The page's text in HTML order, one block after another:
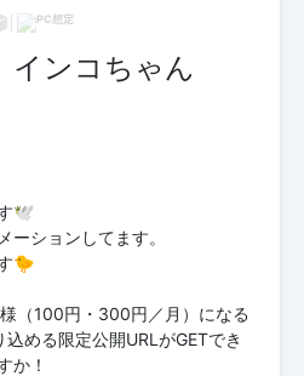
インコちゃん
す🕊
ーションしてます。
🐤
（100円・300円／月）になる
める限定公開URLがGETでき
か！